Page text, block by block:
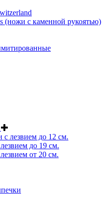
(ножи с каменной рукоятью)
лезвием до 12 см.
до 19 см.
от 20 см.